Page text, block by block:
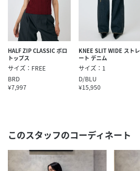
HALF ZIP CLASSIC ポロ
トップス
サイズ：FREE
BRD
¥7,997
KNEE SLIT WIDE ストレ
ート デニム
サイズ：1
D/BLU
¥15,950
このスタッフのコーディネート